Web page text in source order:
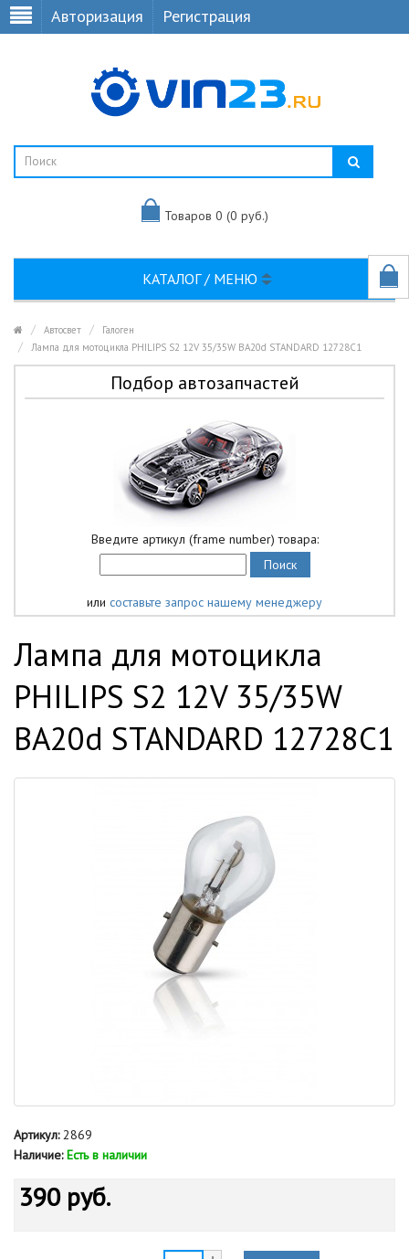
Авторизация Регистрация
Товаров 0 (0 руб.)
КАТАЛОГ / МЕНЮ
Автосвет
Галоген
Лампа для мотоцикла PHILIPS S2 12V 35/35W BA20d STANDARD 12728C1
Подбор автозапчастей
Введите артикул (frame number) товара:
или составьте запрос нашему менеджеру
Лампа для мотоцикла
PHILIPS S2 12V 35/35W
BA20d STANDARD 12728C1
Артикул:2869
Наличие: Есть в наличии
390 руб.